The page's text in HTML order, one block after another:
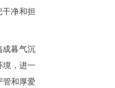
净和担
成暮气沉
境，进一
管和厚爱